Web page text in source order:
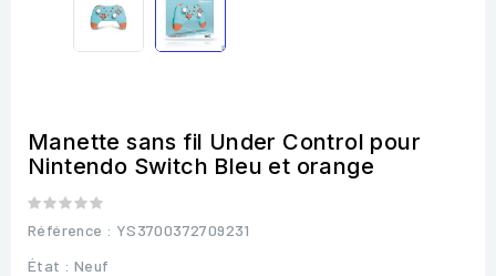
Manette sans fil Under Control pour
Nintendo Switch Bleu et orange
Référence : YS3700372709231
État : Neuf